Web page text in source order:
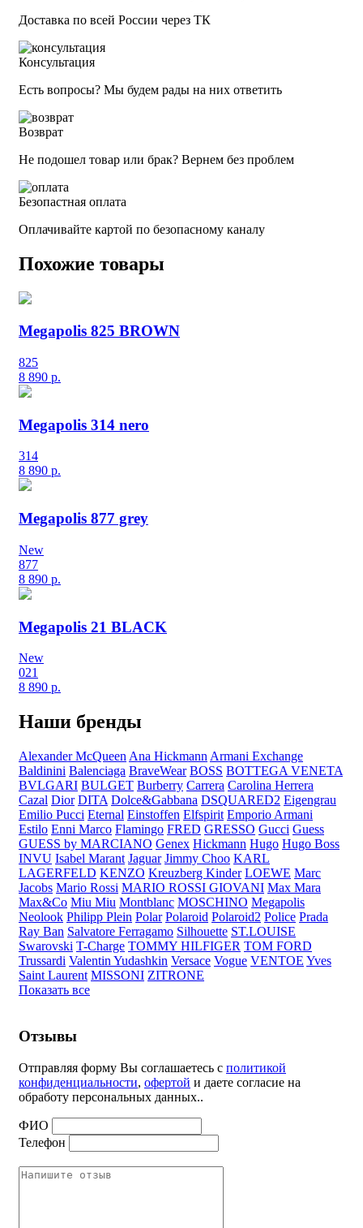
Доставка по всей России через ТК
Консультация
Есть вопросы? Мы будем рады на них ответить
Возврат
Не подошел товар или брак? Вернем без проблем
Безопастная оплата
Оплачивайте картой по безопасному каналу
Похожие товары
Megapolis 825 BROWN
825
8 890 р.
Megapolis 314 nero
314
8 890 р.
Megapolis 877 grey
New
877
8 890 р.
Megapolis 21 BLACK
New
021
8 890 р.
Наши бренды
Alexander McQueen Ana Hickmann Armani Exchange
Baldinini Balenciaga BraveWear BOSS BOTTEGA VENETA
BVLGARI BULGET Burberry Carrera Carolina Herrera
Cazal Dior DITA Dolce&Gabbana DSQUARED2 Eigengrau
Emilio Pucci Eternal Einstoffen Elfspirit Emporio Armani
Estilo Enni Marco Flamingo FRED GRESSO Gucci Guess
GUESS by MARCIANO Genex Hickmann Hugo Hugo Boss
INVU Isabel Marant Jaguar Jimmy Choo KARL
LAGERFELD KENZO Kreuzberg Kinder LOEWE Marc
Jacobs Mario Rossi MARIO ROSSI GIOVANI Max Mara
Max&Co Miu Miu Montblanc MOSCHINO Megapolis
Neolook Philipp Plein Polar Polaroid Polaroid2 Police Prada
Ray Ban Salvatore Ferragamo Silhouette ST.LOUISE
Swarovski T-Charge TOMMY HILFIGER TOM FORD
Trussardi Valentin Yudashkin Versace Vogue VENTOE Yves
Saint Laurent MISSONI ZITRONE
Показать все
Отзывы
Отправляя форму Вы соглашаетесь с политикой
конфиденциальности, офертой и даете согласие на
обработу персональных данных..
ФИО
Телефон